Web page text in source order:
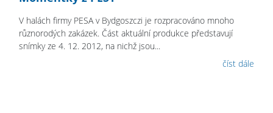
V halách firmy PESA v Bydgoszczi je rozpracováno mnoho
různorodých zakázek. Část aktuální produkce představují
snímky ze 4. 12. 2012, na nichž jsou...
číst dále